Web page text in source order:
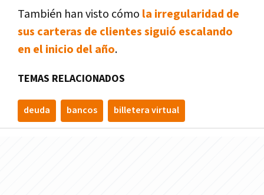
También han visto cómo la irregularidad de
sus carteras de clientes siguió escalando
en el inicio del año.
TEMAS RELACIONADOS
deuda bancos billetera virtual